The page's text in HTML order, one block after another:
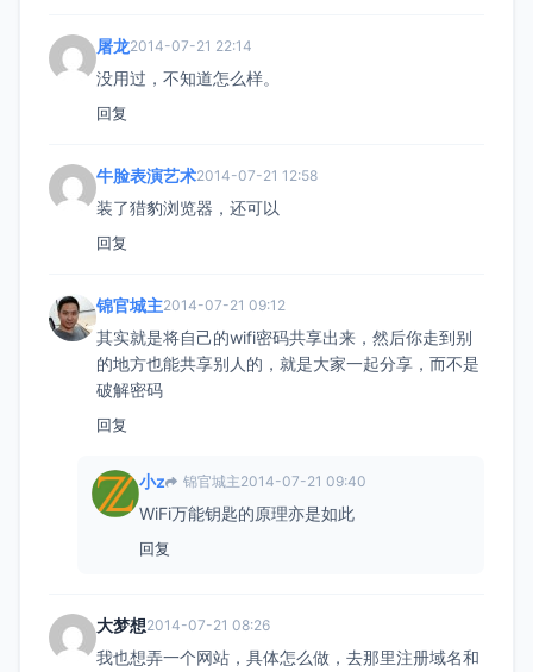
屠龙2014-07-21 22:14
没用过，不知道怎么样。
回复
牛脸表演艺术2014-07-21 12:58
装了猎豹浏览器，还可以
回复
锦官城主2014-07-21 09:12
其实就是将自己的wifi密码共享出来，然后你走到别
的地方也能共享别人的，就是大家一起分享，而不是
破解密码
回复
小z 锦官城主2014-07-21 09:40
WiFi万能钥匙的原理亦是如此
回复
大梦想2014-07-21 08:26
我也想弄一个网站，具体怎么做，去那里注册域名和